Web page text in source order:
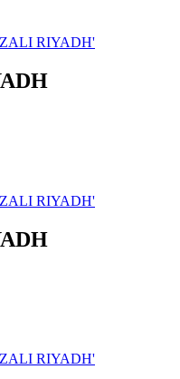
RIYADH'
RIYADH'
RIYADH'